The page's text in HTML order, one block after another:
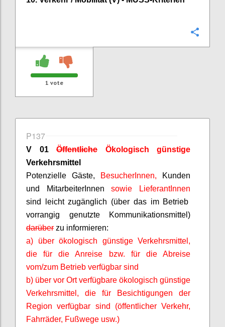
1 vote
P137
V 01 Öffentliche Ökologisch günstige
Verkehrsmittel
Potenzielle Gäste,
BesucherInnen,
Kunden
und
MitarbeiterInnen sowie
LieferantInnen
sind leicht zugänglich (über das im Betrieb
vorrangig genutzte Kommunikationsmittel)
darüber zu informieren:
a) über ökologisch günstige Verkehrsmittel,
die für die Anreise bzw. für die Abreise
vom/zum Betrieb verfügbar sind
b) über vor Ort verfügbare ökologisch günstige
Verkehrsmittel, die für Besichtigungen der
Region verfügbar sind (öffentlicher Verkehr,
Fahrräder, Fußwege usw.)